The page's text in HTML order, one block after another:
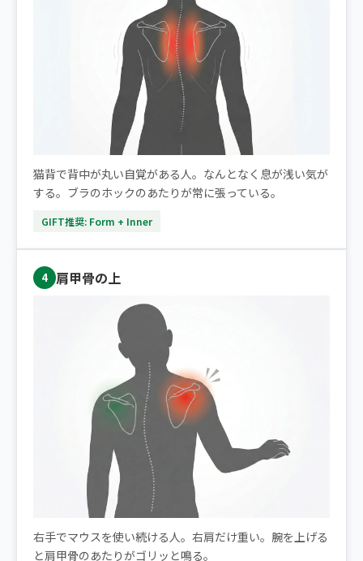
猫背で背中が丸い自覚がある人。なんとなく息が浅い気が
する。ブラのホックのあたりが常に張っている。
GIFT推奨: Form + Inner
4 肩甲骨の上
右手でマウスを使い続ける人。右肩だけ重い。腕を上げる
と肩甲骨のあたりがゴリッと鳴る。